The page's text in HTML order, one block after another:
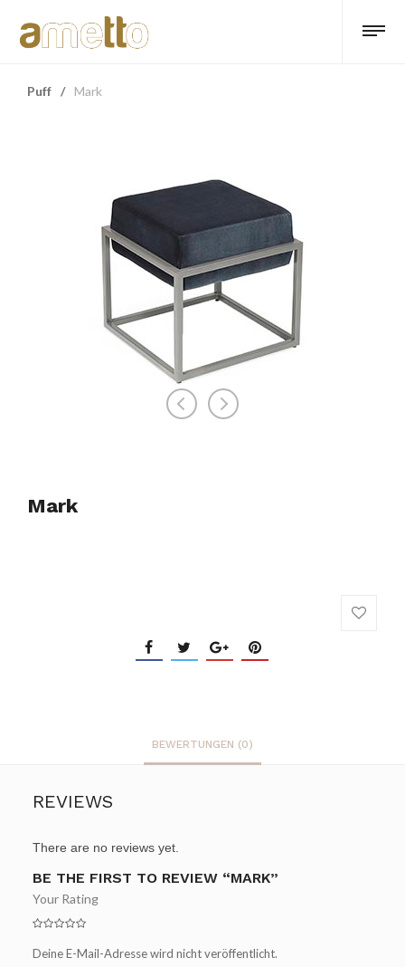
Puff / Mark
Mark
BEWERTUNGEN (0)
REVIEWS
There are no reviews yet.
BE THE FIRST TO REVIEW “MARK”
Deine E-Mail-Adresse wird nicht veröffentlicht.
Your Rating